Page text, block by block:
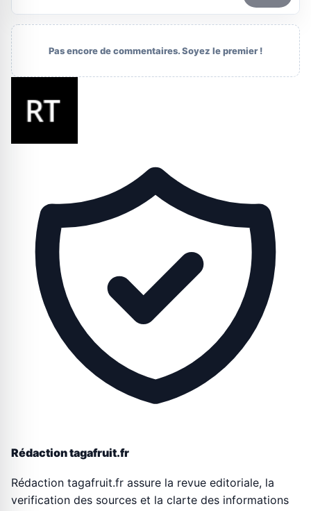
Pas encore de commentaires. Soyez le premier !
Rédaction tagafruit.fr
Rédaction tagafruit.fr assure la revue editoriale, la
verification des sources et la clarte des informations